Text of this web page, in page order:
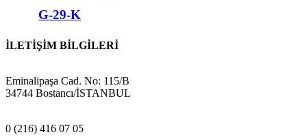
G-29-K
İLETİŞİM BİLGİLERİ
Eminalipaşa Cad. No: 115/B
34744 Bostancı/İSTANBUL
0 (216) 416 07 05